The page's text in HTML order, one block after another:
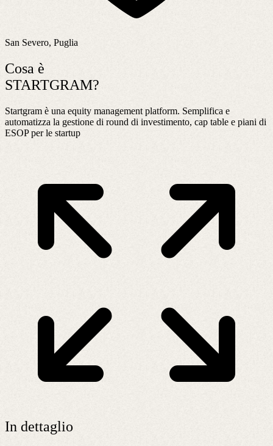
San Severo, Puglia
Cosa è
STARTGRAM?
Startgram è una equity management platform. Semplifica e
automatizza la gestione di round di investimento, cap table e piani di
ESOP per le startup
In dettaglio